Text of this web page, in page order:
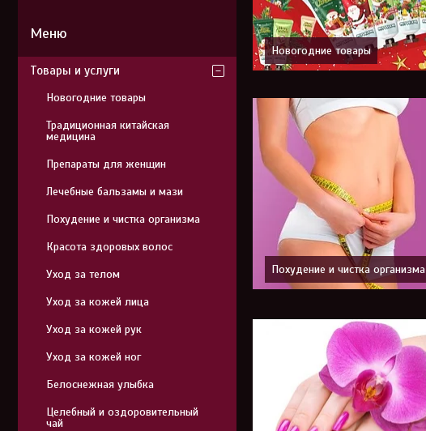
Новогодние товары
Похудение и чистка организма
Товары и услуги
Новогодние товары
Традиционная китайская
медицина
Препараты для женщин
Лечебные бальзамы и мази
Похудение и чистка организма
Красота здоровых волос
Уход за телом
Уход за кожей лица
Уход за кожей рук
Уход за кожей ног
Белоснежная улыбка
Целебный и оздоровительный
чай